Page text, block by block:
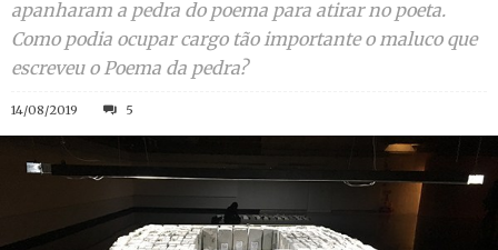
apanharam a pedra do poema para atirar no poeta.
Como podia ocupar cargo tão importante o maluco que
escreveu o Poema da pedra?
14/08/2019 5